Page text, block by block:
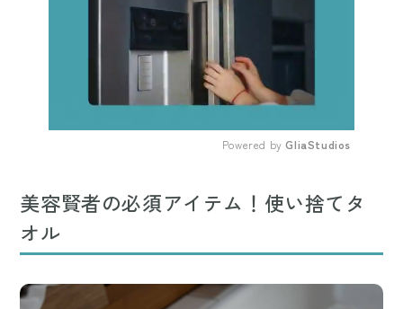
Powered by GliaStudios
美容賢者の必須アイテム！使い捨てタ
オル